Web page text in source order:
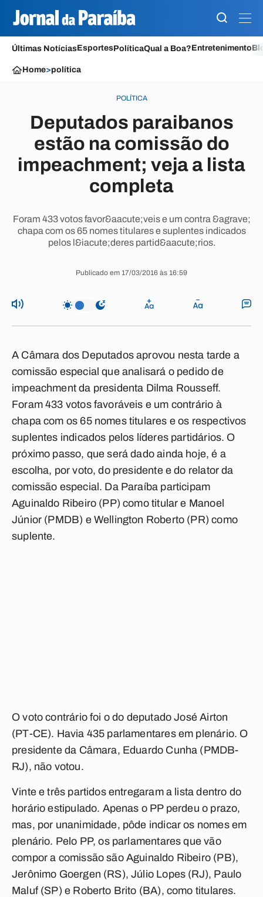
Últimas NotíciasEsportesPolíticaQual a Boa?Entretenimento
Home>política
POLÍTICA
Deputados paraibanos
estão na comissão do
impeachment; veja a lista
completa
Foram 433 votos favor&aacute;veis e um contra &agrave;
chapa com os 65 nomes titulares e suplentes indicados
pelos l&iacute;deres partid&aacute;rios.
Publicado em 17/03/2016 às 16:59
A Câmara dos Deputados aprovou nesta tarde a
comissão especial que analisará o pedido de
impeachment da presidenta Dilma Rousseff.
Foram 433 votos favoráveis e um contrário à
chapa com os 65 nomes titulares e os respectivos
suplentes indicados pelos líderes partidários. O
próximo passo, que será dado ainda hoje, é a
escolha, por voto, do presidente e do relator da
comissão especial. Da Paraíba participam
Aguinaldo Ribeiro (PP) como titular e Manoel
Júnior (PMDB) e Wellington Roberto (PR) como
suplente.
O voto contrário foi o do deputado José Airton
(PT-CE). Havia 435 parlamentares em plenário. O
presidente da Câmara, Eduardo Cunha (PMDB-
RJ), não votou.
Vinte e três partidos entregaram a lista dentro do
horário estipulado. Apenas o PP perdeu o prazo,
mas, por unanimidade, pôde indicar os nomes em
plenário. Pelo PP, os parlamentares que vão
compor a comissão são Aguinaldo Ribeiro (PB),
Jerônimo Goergen (RS), Júlio Lopes (RJ), Paulo
Maluf (SP) e Roberto Brito (BA), como titulares.